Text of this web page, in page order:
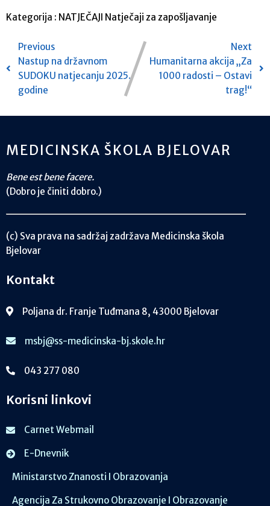
Kategorija : NATJEČAJI Natječaji za zapošljavanje
Previous
Nastup na državnom
SUDOKU natjecanju 2025.
godine
Next
Humanitarna akcija „Za
1000 radosti – Ostavi
trag!“
MEDICINSKA ŠKOLA BJELOVAR
Bene est bene facere.
(Dobro je činiti dobro.)
(c) Sva prava na sadržaj zadržava Medicinska škola
Bjelovar
Kontakt
Poljana dr. Franje Tuđmana 8, 43000 Bjelovar
msbj@ss-medicinska-bj.skole.hr
043 277 080
Korisni linkovi
Carnet Webmail
E-Dnevnik
Ministarstvo Znanosti I Obrazovanja
Agencija Za Strukovno Obrazovanje I Obrazovanje